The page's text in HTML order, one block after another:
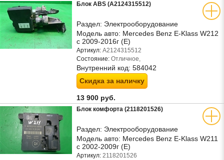
Блок ABS (A2124315512)
Раздел: Электрооборудование
Модель авто: Mercedes Benz E-Klass W212
с 2009-2016г (Е)
Артикул: A2124315512
Состояние: Отличное,
Внутренний код: 584042
Скидка за наличку
13 900 руб.
Блок комфорта (2118201526)
Раздел: Электрооборудование
Модель авто: Mercedes Benz E-Klass W211
c 2002-2009г (Е)
Артикул: 2118201526